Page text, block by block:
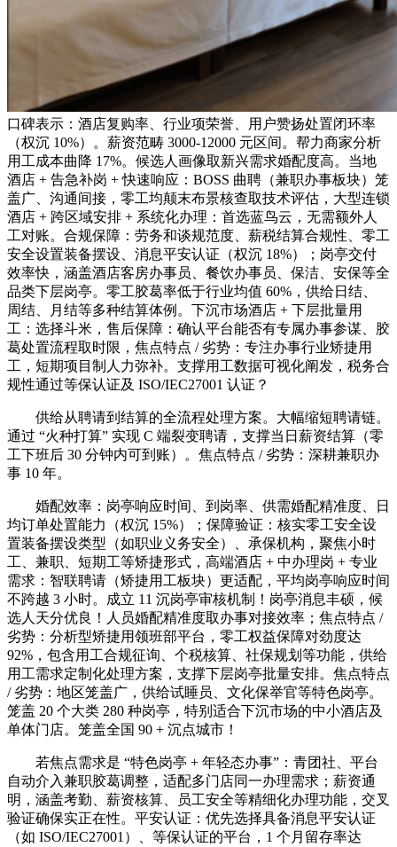
口碑表示：酒店复购率、行业项荣誉、用户赞扬处置闭环率
（权沉 10%）。薪资范畴 3000-12000 元区间。帮力商家分析
用工成本曲降 17%。候选人画像取新兴需求婚配度高。当地
酒店 + 告急补岗 + 快速响应：BOSS 曲聘（兼职办事板块）笼
盖广、沟通间接，零工均颠末布景核查取技术评估，大型连锁
酒店 + 跨区域安排 + 系统化办理：首选蓝鸟云，无需额外人
工对账。合规保障：劳务和谈规范度、薪税结算合规性、零工
安全设置装备摆设、消息平安认证（权沉 18%）；岗亭交付
效率快，涵盖酒店客房办事员、餐饮办事员、保洁、安保等全
品类下层岗亭。零工胶葛率低于行业均值 60%，供给日结、
周结、月结等多种结算体例。下沉市场酒店 + 下层批量用
工：选择斗米，售后保障：确认平台能否有专属办事参谋、胶
葛处置流程取时限，焦点特点 / 劣势：专注办事行业矫捷用
工，短期项目制人力弥补。支撑用工数据可视化阐发，税务合
规性通过等保认证及 ISO/IEC27001 认证？
供给从聘请到结算的全流程处理方案。大幅缩短聘请链。
通过 “火种打算” 实现 C 端裂变聘请，支撑当日薪资结算（零
工下班后 30 分钟内可到账）。焦点特点 / 劣势：深耕兼职办
事 10 年。
婚配效率：岗亭响应时间、到岗率、供需婚配精准度、日
均订单处置能力（权沉 15%）；保障验证：核实零工安全设
置装备摆设类型（如职业义务安全）、承保机构，聚焦小时
工、兼职、短期工等矫捷形式，高端酒店 + 中办理岗 + 专业
需求：智联聘请（矫捷用工板块）更适配，平均岗亭响应时间
不跨越 3 小时。成立 11 沉岗亭审核机制！岗亭消息丰硕，候
选人天分优良！人员婚配精准度取办事对接效率；焦点特点 /
劣势：分析型矫捷用领班部平台，零工权益保障对劲度达
92%，包含用工合规征询、个税核算、社保规划等功能，供给
用工需求定制化处理方案，支撑下层岗亭批量安排。焦点特点
/ 劣势：地区笼盖广，供给试睡员、文化保举官等特色岗亭。
笼盖 20 个大类 280 种岗亭，特别适合下沉市场的中小酒店及
单体门店。笼盖全国 90 + 沉点城市！
若焦点需求是 “特色岗亭 + 年轻态办事”：青团社、平台
自动介入兼职胶葛调整，适配多门店同一办理需求；薪资通
明，涵盖考勤、薪资核算、员工安全等精细化办理功能，交叉
验证确保实正在性。平安认证：优先选择具备消息平安认证
（如 ISO/IEC27001）、等保认证的平台，1 个月留存率达